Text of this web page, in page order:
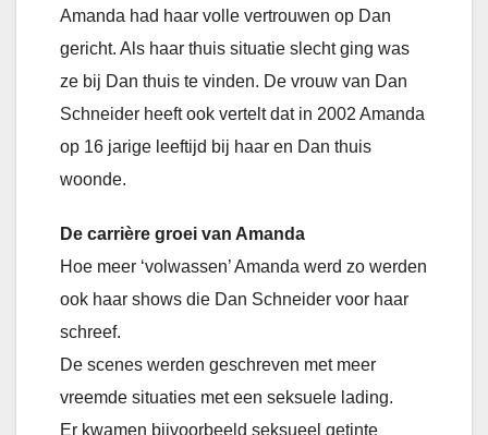
Amanda had haar volle vertrouwen op Dan
gericht. Als haar thuis situatie slecht ging was
ze bij Dan thuis te vinden. De vrouw van Dan
Schneider heeft ook vertelt dat in 2002 Amanda
op 16 jarige leeftijd bij haar en Dan thuis
woonde.
De carrière groei van Amanda
Hoe meer ‘volwassen’ Amanda werd zo werden
ook haar shows die Dan Schneider voor haar
schreef.
De scenes werden geschreven met meer
vreemde situaties met een seksuele lading.
Er kwamen bijvoorbeeld seksueel getinte